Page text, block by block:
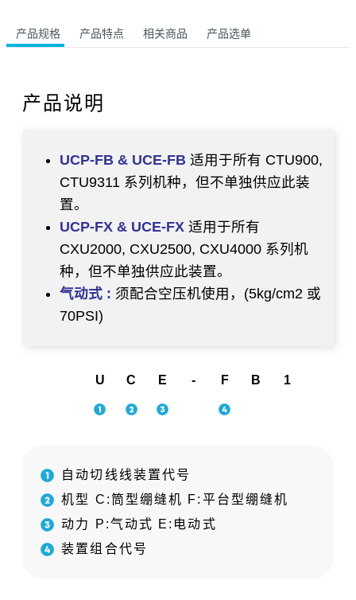
产品规格 产品特点 相关商品 产品选单
产品说明
UCP-FB & UCE-FB 适用于所有 CTU900,
CTU9311 系列机种，但不单独供应此装
置。
UCP-FX & UCE-FX 适用于所有
CXU2000, CXU2500, CXU4000 系列机
种，但不单独供应此装置。
气动式 : 须配合空压机使用，(5kg/cm2 或
70PSI)
U C E - F B 1
自动切线线装置代号
机型 C:筒型绷缝机 F:平台型绷缝机
动力 P:气动式 E:电动式
装置组合代号